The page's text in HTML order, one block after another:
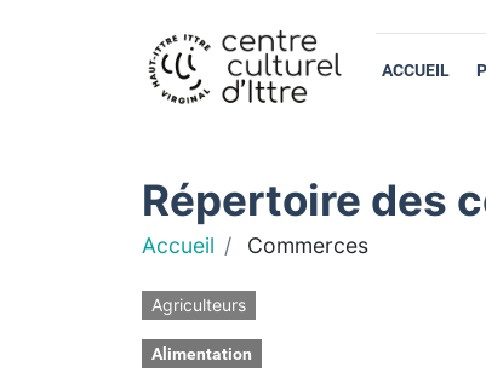
ACCUEIL
Répertoire des
Accueil Commerces
Agriculteurs
Alimentation